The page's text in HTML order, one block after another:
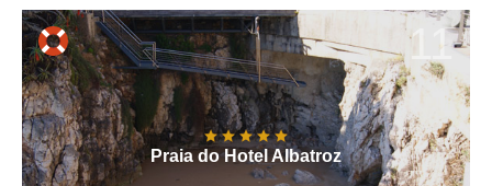
11
Praia do Hotel Albatroz